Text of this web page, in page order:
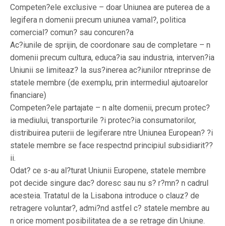
Competen?ele exclusive – doar Uniunea are puterea de a
legifera n domenii precum uniunea vamal?, politica
comercial? comun? sau concuren?a
Ac?iunile de sprijin, de coordonare sau de completare – n
domenii precum cultura, educa?ia sau industria, interven?ia
Uniunii se limiteaz? la sus?inerea ac?iunilor ntreprinse de
statele membre (de exemplu, prin intermediul ajutoarelor
financiare)
Competen?ele partajate – n alte domenii, precum protec?
ia mediului, transporturile ?i protec?ia consumatorilor,
distribuirea puterii de legiferare ntre Uniunea European? ?i
statele membre se face respectnd principiul subsidiarit??
ii.
Odat? ce s-au al?turat Uniunii Europene, statele membre
pot decide singure dac? doresc sau nu s? r?mn? n cadrul
acesteia. Tratatul de la Lisabona introduce o clauz? de
retragere voluntar?, admi?nd astfel c? statele membre au
n orice moment posibilitatea de a se retrage din Uniune.